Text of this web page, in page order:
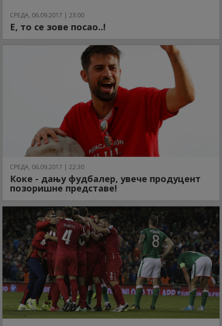
СРЕДА, 06.09.2017 | 23:00
Е, то се зове посао..!
СРЕДА, 06.09.2017 | 22:30
Коке - дању фудбалер, увече продуцент
позоришне представе!